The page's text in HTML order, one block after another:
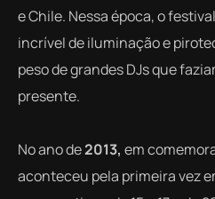
e Chile. Nessa época, o
incrível de iluminação e
peso de grandes DJs que
presente.
No ano de2013, em
aconteceu pela primeira vez